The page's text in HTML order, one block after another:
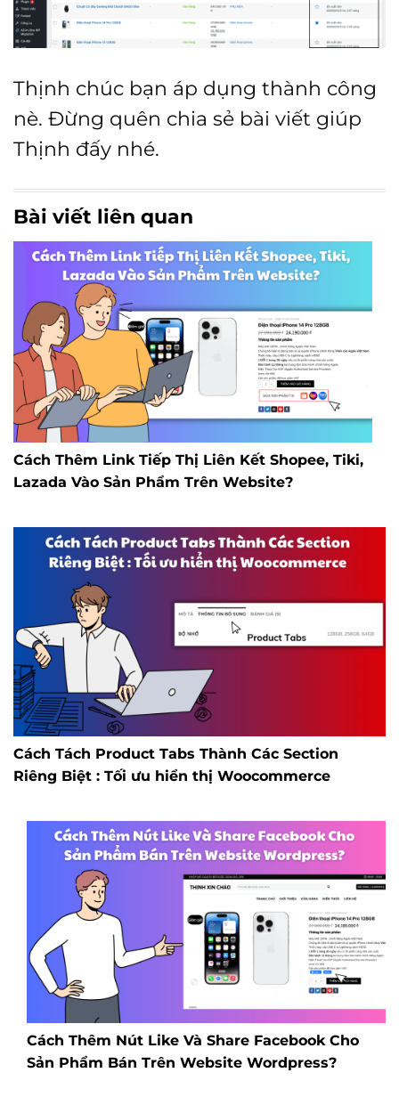
Thịnh chúc bạn áp dụng thành công
nè. Đừng quên chia sẻ bài viết giúp
Thịnh đấy nhé.
Bài viết liên quan
Cách Thêm Link Tiếp Thị Liên Kết Shopee, Tiki,
Lazada Vào Sản Phẩm Trên Website?
Cách Tách Product Tabs Thành Các Section
Riêng Biệt : Tối ưu hiển thị Woocommerce
Cách Thêm Nút Like Và Share Facebook Cho
Sản Phẩm Bán Trên Website Wordpress?